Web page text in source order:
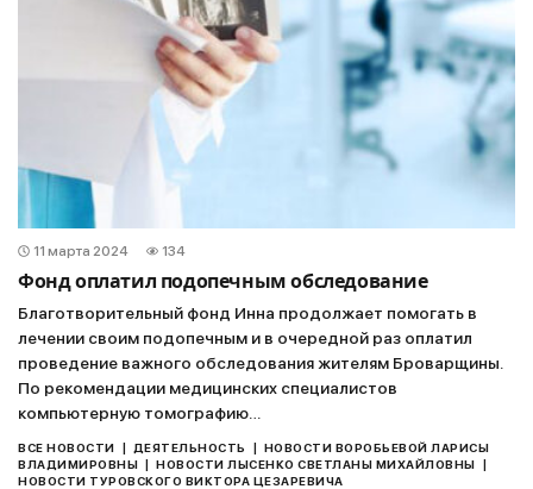
11 марта 2024 134
Фонд оплатил подопечным обследование
Благотворительный фонд Инна продолжает помогать в
лечении своим подопечным и в очередной раз оплатил
проведение важного обследования жителям Броварщины.
По рекомендации медицинских специалистов
компьютерную томографию…
ВСЕ НОВОСТИ | ДЕЯТЕЛЬНОСТЬ | НОВОСТИ ВОРОБЬЕВОЙ ЛАРИСЫ
ВЛАДИМИРОВНЫ | НОВОСТИ ЛЫСЕНКО СВЕТЛАНЫ МИХАЙЛОВНЫ |
НОВОСТИ ТУРОВСКОГО ВИКТОРА ЦЕЗАРЕВИЧА